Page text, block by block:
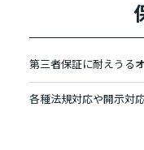
第三者保証に耐えうる
各種法規対応や開示対